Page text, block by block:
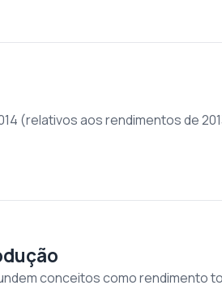
(relativos aos rendimentos de
conceitos como rendimento